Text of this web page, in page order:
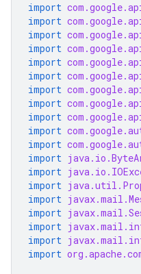
import
import
import
import
import
import
import
import
import
import
import
import
import
import
import
import
import
import
import